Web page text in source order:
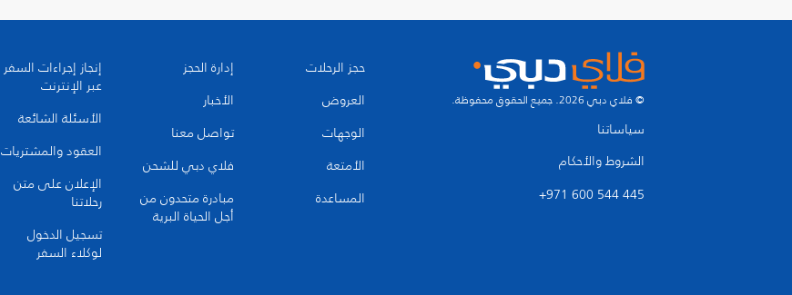
© فلاي دبي 2026. جميع الحقوق محفوظة.
سياساتنا
الشروط والأحكام
+971 600 544 445
حجز الرحلات
العروض
الوجهات
الأمتعة
المساعدة
إدارة الحجز
الأخبار
تواصل معنا
فلاي دبي للشحن
مبادرة متحدون من
أجل الحياة البرية
إنجاز إجراءات السفر
عبر الإنترنت
الأسئلة الشائعة
العقود والمشتريات
الإعلان على متن
رحلاتنا
تسجيل الدخول
لوكلاء السفر